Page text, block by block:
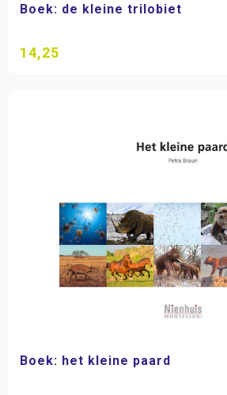
Boek: de kleine trilobiet
14,25
Boek: het kleine paard